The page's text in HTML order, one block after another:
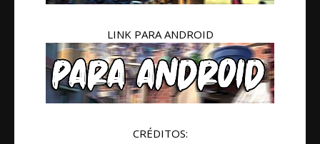
LINK PARA ANDROID
CRÉDITOS: